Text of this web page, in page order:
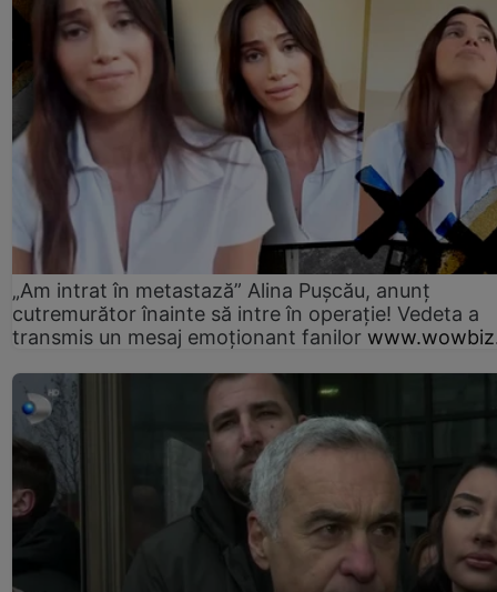
„Am intrat în metastază” Alina Pușcău, anunț
cutremurător înainte să intre în operație! Vedeta a
transmis un mesaj emoționant fanilor